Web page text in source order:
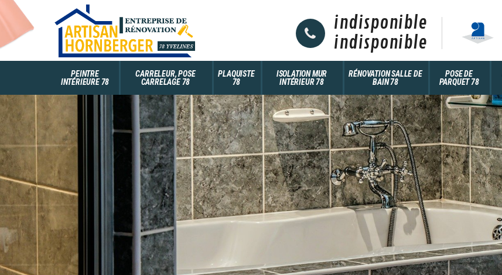
indisponible
indisponible
PEINTRE
INTÉRIEURE 78
CARRELEUR, POSE
CARRELAGE 78
PLAQUISTE
78
ISOLATION MUR
INTÉRIEUR 78
RÉNOVATION SALLE DE
BAIN 78
POSE DE
PARQUET 78